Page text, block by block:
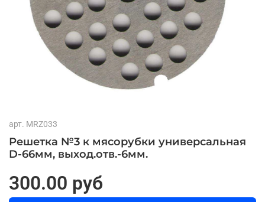
арт. MRZ033
Решетка №3 к мясорубки универсальная
D-66мм, выход.отв.-6мм.
300.00 руб